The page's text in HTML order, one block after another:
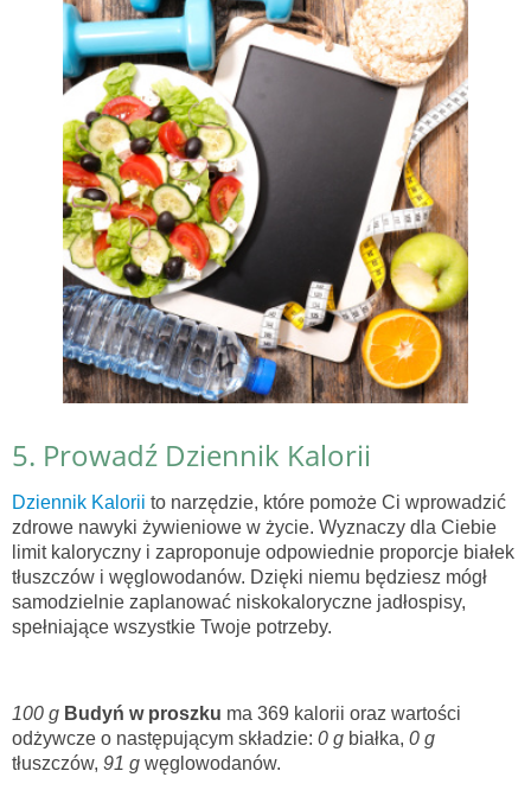
5. Prowadź Dziennik Kalorii
Dziennik Kalorii to narzędzie, które pomoże Ci wprowadzić
zdrowe nawyki żywieniowe w życie. Wyznaczy dla Ciebie
limit kaloryczny i zaproponuje odpowiednie proporcje białek
tłuszczów i węglowodanów. Dzięki niemu będziesz mógł
samodzielnie zaplanować niskokaloryczne jadłospisy,
spełniające wszystkie Twoje potrzeby.
100 g Budyń w proszku ma 369 kalorii oraz wartości
odżywcze o następującym składzie: 0 g białka, 0 g
tłuszczów, 91 g węglowodanów.